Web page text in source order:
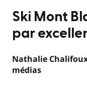
Ski Mont
par
Nathalie
médias